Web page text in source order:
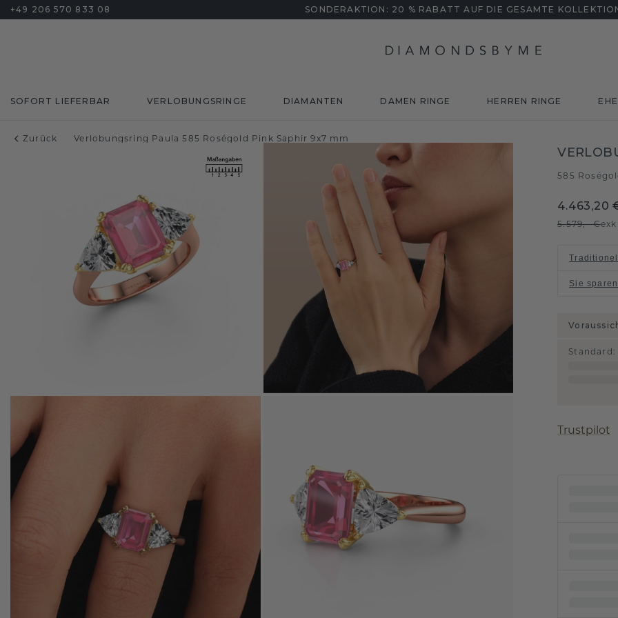
+49 206 570 833 08 SONDERAKTION: 20 % RABATT AUF DIE GESAMTE
SOFORT LIEFERBAR VERLOBUNGSRINGE DIAMANTEN DAMEN RINGE HERREN RINGE
Zurück Verlobungsring Paula 585 Roségold Pink Saphir 9x7 mm
585
4.463,20
5.579,- €
Sie sparen
Standard :
Trustpilot